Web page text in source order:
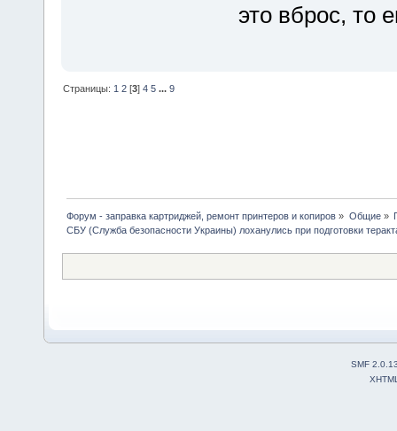
это вброс, то
Страницы: 1 2 [3]4 5 ...9
Форум - заправка картриджей, ремонт принтеров и копиров » Общие»
СБУ (Служба безопасности Украины) лоханулись при подготовки
SMF